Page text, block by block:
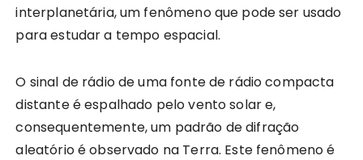
interplanetária, um fenômeno que pode ser usado
para estudar a tempo espacial.
O sinal de rádio de uma fonte de rádio compacta
distante é espalhado pelo vento solar e,
consequentemente, um padrão de difração
aleatório é observado na Terra. Este fenômeno é